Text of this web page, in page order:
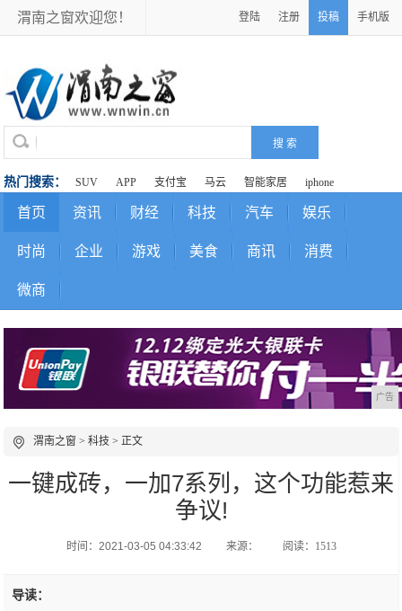
渭南之窗欢迎您！ 登陆 注册 投稿 手机版
热门搜索： SUV APP 支付宝 马云 智能家居 iphone
首页 资讯 财经 科技 汽车 娱乐
时尚 企业 游戏 美食 商讯 消费
微商
广告
渭南之窗 >科技 > 正文
一键成砖，一加7系列，这个功能惹来
争议!
时间：2021-03-05 04:33:42 来源： 阅读：1513
导读：